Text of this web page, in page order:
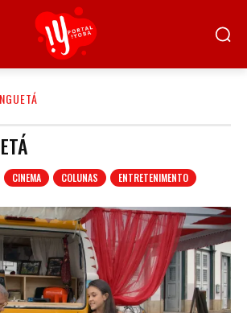
CINEMA COLUNAS ENTRETENIMENTO